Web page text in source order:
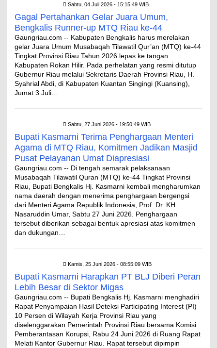
Sabtu, 04 Juli 2026 - 15:15:49 WIB
Gagal Pertahankan Gelar Juara Umum,
Bengkalis Runner-up MTQ Riau ke-44
Gaungriau.com -- Kabupaten Bengkalis harus merelakan
gelar Juara Umum Musabaqah Tilawatil Qur’an (MTQ) ke-44
Tingkat Provinsi Riau Tahun 2026 lepas ke tangan
Kabupaten Rokan Hilir. Pada perhelatan yang resmi ditutup
Gubernur Riau melalui Sekretaris Daerah Provinsi Riau, H.
Syahrial Abdi, di Kabupaten Kuantan Singingi (Kuansing),
Jumat 3 Juli…
Sabtu, 27 Juni 2026 - 19:50:49 WIB
Bupati Kasmarni Terima Penghargaan Menteri
Agama di MTQ Riau, Komitmen Jadikan Masjid
Pusat Pelayanan Umat Diapresiasi
Gaungriau.com -- Di tengah semarak pelaksanaan
Musabaqah Tilawatil Quran (MTQ) ke-44 Tingkat Provinsi
Riau, Bupati Bengkalis Hj. Kasmarni kembali mengharumkan
nama daerah dengan menerima penghargaan bergengsi
dari Menteri Agama Republik Indonesia, Prof. Dr. KH.
Nasaruddin Umar, Sabtu 27 Juni 2026. Penghargaan
tersebut diberikan sebagai bentuk apresiasi atas komitmen
dan dukungan…
Kamis, 25 Juni 2026 - 08:55:09 WIB
Bupati Kasmarni Harapkan PT BLJ Diberi Peran
Lebih Besar di Sektor Migas
Gaungriau.com -- Bupati Bengkalis Hj. Kasmarni menghadiri
Rapat Penyampaian Hasil Deteksi Participating Interest (PI)
10 Persen di Wilayah Kerja Provinsi Riau yang
diselenggarakan Pemerintah Provinsi Riau bersama Komisi
Pemberantasan Korupsi, Rabu 24 Juni 2026 di Ruang Rapat
Melati Kantor Gubernur Riau. Rapat tersebut dipimpin